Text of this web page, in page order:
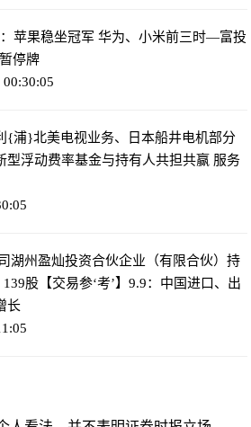
：苹果稳坐冠军 华为、小米前三时—富投
停牌
00:30:05
{浦}北美电视业务、日本船井电机部分
型浮动费率基金与持有人共担共赢 服务
湖州盈灿投资合伙企业（有限合伙）持
139股 【交易参‘考’】9.9：中国进口、出
长